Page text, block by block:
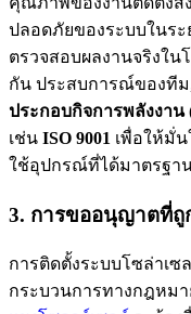
ปลอดภัยของระบบในระ
ตรวจสอบผลงานจริงใน
กัน ประสบการณ์ของที
ประกอบกิจการพลังงาน
เช่น ISO 9001 เพื่อให้มั่
ใช้อุปกรณ์ที่ได้มาตรฐา
3. การขออนุญาตที่ถู
การติดตั้งระบบโซล่าเ
กระบวนการทางกฎหมา